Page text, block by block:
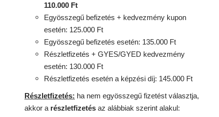
110.000 Ft
Egyösszegű befizetés + kedvezmény kupon
esetén: 125.000 Ft
Egyösszegű befizetés esetén: 135.000 Ft
Részletfizetés + GYES/GYED kedvezmény
esetén: 130.000 Ft
Részletfizetés esetén a képzési díj: 145.000 Ft
Részletfizetés: ha nem egyösszegű fizetést választja,
akkor a részletfizetés az alábbiak szerint alakul: